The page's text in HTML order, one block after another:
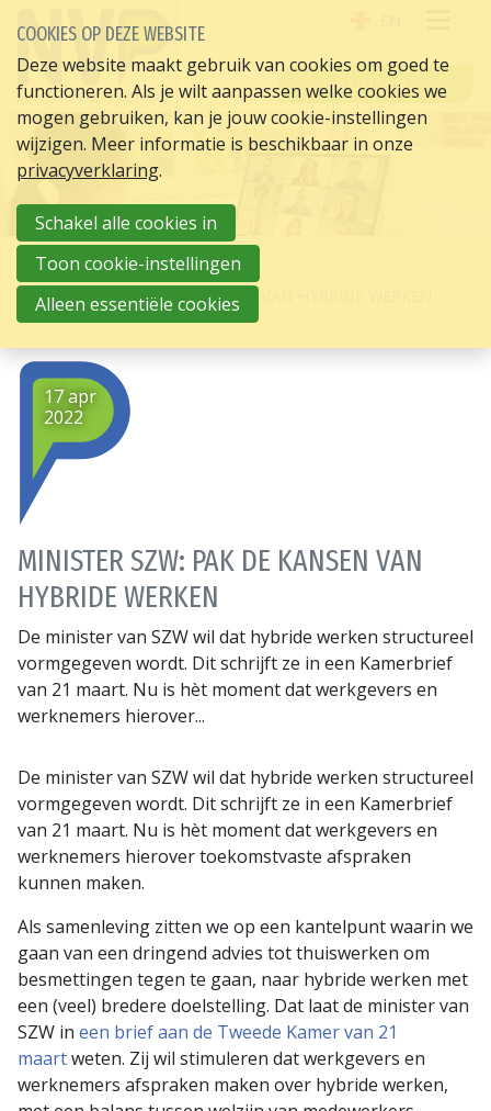
INLOGGEN
HOME
HR ACTUEEL
MINISTER SZW: PAK DE KANSEN VAN HYBRIDE WERKEN
MINISTER SZW: PAK DE KANSEN VAN
HYBRIDE WERKEN
17 apr
2022
De minister van SZW wil dat hybride werken structureel
vormgegeven wordt. Dit schrijft ze in een Kamerbrief
van 21 maart. Nu is hèt moment dat werkgevers en
werknemers hierover...
De minister van SZW wil dat hybride werken structureel
vormgegeven wordt. Dit schrijft ze in een Kamerbrief
van 21 maart. Nu is hèt moment dat werkgevers en
werknemers hierover toekomstvaste afspraken
kunnen maken.
Als samenleving zitten we op een kantelpunt waarin we
gaan van een dringend advies tot thuiswerken om
besmettingen tegen te gaan, naar hybride werken met
een (veel) bredere doelstelling. Dat laat de minister van
SZW in een brief aan de Tweede Kamer van 21
maartweten. Zij wil stimuleren dat werkgevers en
werknemers afspraken maken over hybride werken,
COOKIES OP DEZE WEBSITE
Deze website maakt gebruik van cookies om goed te
functioneren. Als je wilt aanpassen welke cookies we
mogen gebruiken, kan je jouw cookie-instellingen
wijzigen. Meer informatie is beschikbaar in onze
privacyverklaring.
Schakel alle cookies in
Toon cookie-instellingen
Alleen essentiële cookies